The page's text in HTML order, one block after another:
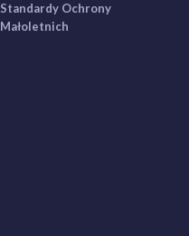
Standardy Ochrony
Małoletnich